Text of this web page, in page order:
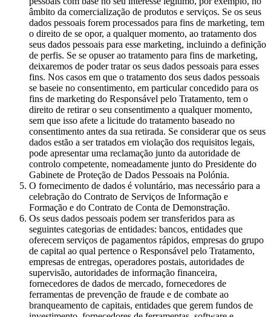
âmbito da comercialização de produtos e serviços. Se os seus
dados pessoais forem processados para fins de marketing, tem
o direito de se opor, a qualquer momento, ao tratamento dos
seus dados pessoais para esse marketing, incluindo a definição
de perfis. Se se opuser ao tratamento para fins de marketing,
deixaremos de poder tratar os seus dados pessoais para esses
fins. Nos casos em que o tratamento dos seus dados pessoais
se baseie no consentimento, em particular concedido para os
fins de marketing do Responsável pelo Tratamento, tem o
direito de retirar o seu consentimento a qualquer momento,
sem que isso afete a licitude do tratamento baseado no
consentimento antes da sua retirada. Se considerar que os seus
dados estão a ser tratados em violação dos requisitos legais,
pode apresentar uma reclamação junto da autoridade de
controlo competente, nomeadamente junto do Presidente do
Gabinete de Proteção de Dados Pessoais na Polónia.
O fornecimento de dados é voluntário, mas necessário para a
celebração do Contrato de Serviços de Informação e
Formação e do Contrato de Conta de Demonstração.
Os seus dados pessoais podem ser transferidos para as
seguintes categorias de entidades: bancos, entidades que
oferecem serviços de pagamentos rápidos, empresas do grupo
de capital ao qual pertence o Responsável pelo Tratamento,
empresas de entregas, operadores postais, autoridades de
supervisão, autoridades de informação financeira,
fornecedores de dados de mercado, fornecedores de
ferramentas de prevenção de fraude e de combate ao
branqueamento de capitais, entidades que gerem fundos de